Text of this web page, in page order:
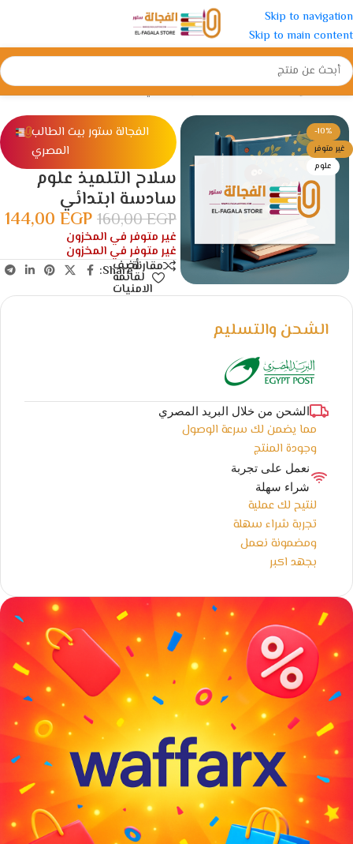
Skip to navigation
Skip to main content
الرئيسية/الإبتدائية/الصف السادس الأبتدائي
-10%
غير متوفر
علوم
الفجالة ستور بيت الطالب
المصري
سلاح التلميذ علوم
سادسة ابتدائي
160,00EGP
144,00 EGP
غير متوفر في المخزون
غير متوفر في المخزون
مقارنةأضف
لقائمة
الامنيات
Share:
الشحن والتسليم
الشحن من خلال البريد المصري
مما يضمن لك سرعة الوصول
وجودة المنتج
نعمل على تجربة
شراء سهلة
لنتيح لك عملية
تجربة شراء سهلة
ومضمونة نعمل
بجهد اكبر